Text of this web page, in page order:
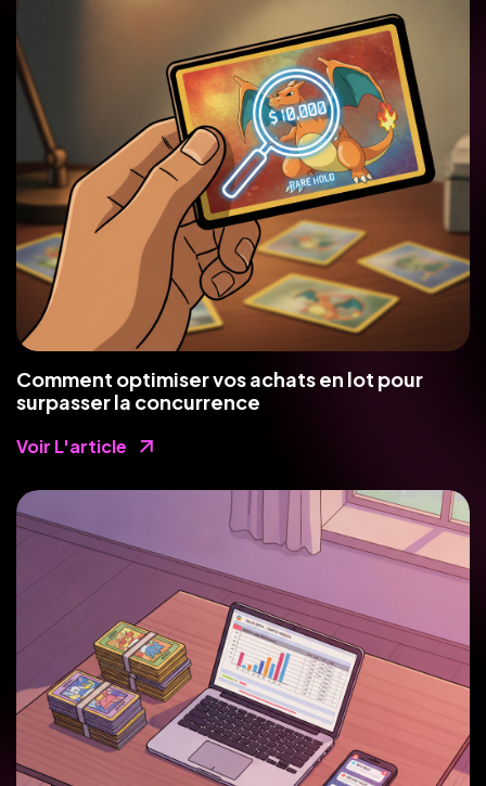
Comment optimiser vos achats en lot pour
surpasser la concurrence
Voir L'article